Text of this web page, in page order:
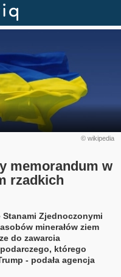
© wikipedia
memorandum w
rzadkich
Stanami Zjednoczonymi
minerałów ziem
do zawarcia
którego
- podała agencja